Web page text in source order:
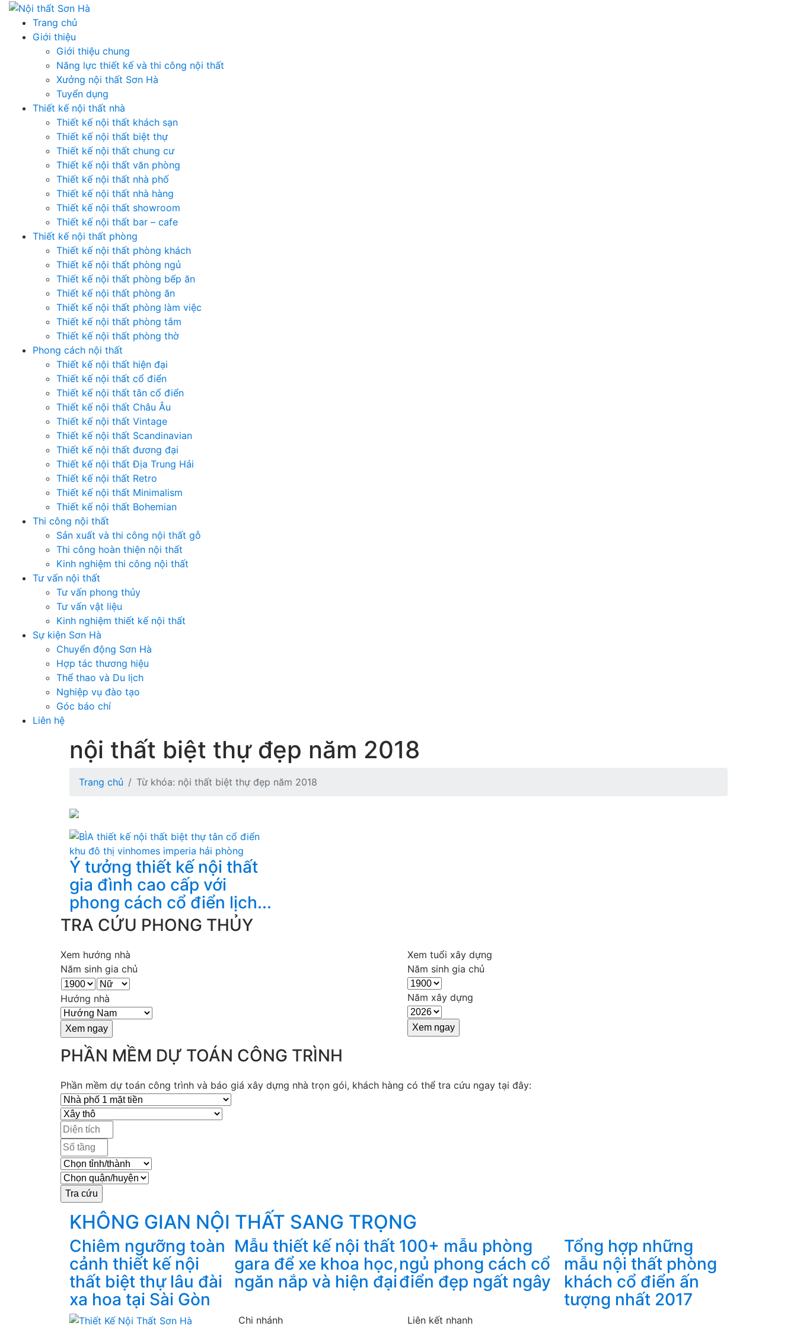
Skip
content
Trang chủ
Giới thiệu
Giới thiệu chung
Năng lực thiết kế và thi công nội thất
Xưởng nội thất Sơn Hà
Tuyển dụng
Thiết kế nội thất nhà
Thiết kế nội thất khách sạn
Thiết kế nội thất biệt thự
Thiết kế nội thất chung cư
Thiết kế nội thất văn phòng
Thiết kế nội thất nhà phố
Thiết kế nội thất nhà hàng
Thiết kế nội thất showroom
Thiết kế nội thất bar – cafe
Thiết kế nội thất phòng
Thiết kế nội thất phòng khách
Thiết kế nội thất phòng ngủ
Thiết kế nội thất phòng bếp ăn
Thiết kế nội thất phòng ăn
Thiết kế nội thất phòng làm việc
Thiết kế nội thất phòng tắm
Thiết kế nội thất phòng thờ
Phong cách nội thất
Thiết kế nội thất hiện đại
Thiết kế nội thất cổ điển
Thiết kế nội thất tân cổ điển
Thiết kế nội thất Châu Âu
Thiết kế nội thất Vintage
Thiết kế nội thất Scandinavian
Thiết kế nội thất đương đại
Thiết kế nội thất Địa Trung Hải
Thiết kế nội thất Retro
Thiết kế nội thất Minimalism
Thiết kế nội thất Bohemian
Thi công nội thất
Sản xuất và thi công nội thất gỗ
Thi công hoàn thiện nội thất
Kinh nghiệm thi công nội thất
Tư vấn nội thất
Tư vấn phong thủy
Tư vấn vật liệu
Kinh nghiệm thiết kế nội thất
Sự kiện Sơn Hà
Chuyển động Sơn Hà
Hợp tác thương hiệu
Thể thao và Du lịch
Nghiệp vụ đào tạo
Góc báo chí
Liên hệ
nội thất biệt thự đẹp năm 2018
Trang chủ Từ khóa: nội thất biệt thự đẹp năm 2018
Ý tưởng thiết kế nội thất
gia đình cao cấp với
phong cách cổ điển lịch...
TRA CỨU PHONG THỦY
Xem hướng nhà
Năm sinh gia chủ
Hướng nhà
Xem tuổi xây dựng
Năm sinh gia chủ
Năm xây dựng
PHẦN MỀM DỰ TOÁN CÔNG TRÌNH
Phần mềm dự toán công trình và báo giá xây dựng nhà trọn gói, khách hàng có thể tra cứu ngay tại đây:
KHÔNG GIAN NỘI THẤT SANG TRỌNG
Chiêm ngưỡng toàn
cảnh thiết kế nội
thất biệt thự lâu đài
xa hoa tại Sài Gòn
Mẫu thiết kế nội thất
gara để xe khoa học,
ngăn nắp và hiện đại
100+ mẫu phòng
ngủ phong cách cổ
điển đẹp ngất ngây
Tổng hợp những
mẫu nội thất phòng
khách cổ điển ấn
tượng nhất 2017
Chi nhánh
Liên kết nhanh